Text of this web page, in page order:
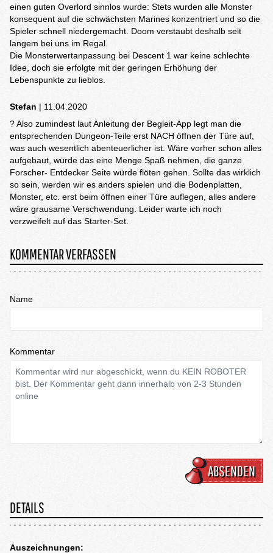
einen guten Overlord sinnlos wurde: Stets wurden alle Monster
konsequent auf die schwächsten Marines konzentriert und so die
Spieler schnell niedergemacht. Doom verstaubt deshalb seit
langem bei uns im Regal.
Die Monsterwertanpassung bei Descent 1 war keine schlechte
Idee, doch sie erfolgte mit der geringen Erhöhung der
Lebenspunkte zu lieblos.
Stefan | 11.04.2020
? Also zumindest laut Anleitung der Begleit-App legt man die
entsprechenden Dungeon-Teile erst NACH öffnen der Türe auf,
was auch wesentlich abenteuerlicher ist. Wäre vorher schon alles
aufgebaut, würde das eine Menge Spaß nehmen, die ganze
Forscher- Entdecker Seite würde flöten gehen. Sollte das wirklich
so sein, werden wir es anders spielen und die Bodenplatten,
Monster, etc. erst beim öffnen einer Türe auflegen, alles andere
wäre grausame Verschwendung. Leider warte ich noch
verzweifelt auf das Starter-Set.
KOMMENTAR VERFASSEN
Name
Kommentar
ABSENDEN
DETAILS
Auszeichnungen: